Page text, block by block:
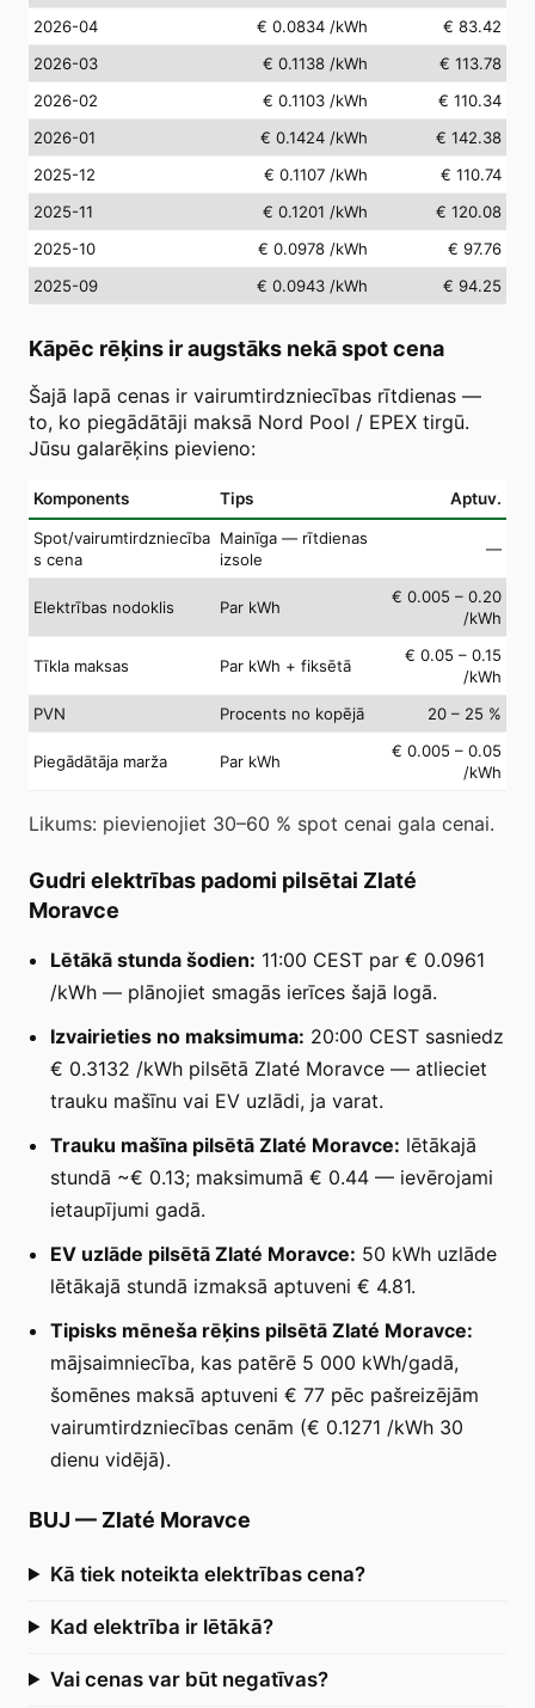
2026-04
€ 0.0834 /kWh
€ 83.42
2026-03
€ 0.1138 /kWh
€ 113.78
2026-02
€ 0.1103 /kWh
€ 110.34
2026-01
€ 0.1424 /kWh
€ 142.38
2025-12
€ 0.1107 /kWh
€ 110.74
2025-11
€ 0.1201 /kWh
€ 120.08
2025-10
€ 0.0978 /kWh
€ 97.76
2025-09
€ 0.0943 /kWh € 94.25
Kāpēc rēķins ir augstāks nekā spot cena
Šajā lapā cenas ir vairumtirdzniecības rītdienas —
to, ko piegādātāji maksā Nord Pool / EPEX tirgū.
Jūsu galarēķins pievieno:
Komponents Tips Aptuv.
Spot/vairumtirdzniecība
s cena
Mainīga — rītdienas
izsole
—
Elektrības nodoklis Par kWh
€ 0.005 – 0.20
/kWh
Tīkla maksas Par kWh + fiksētā
€ 0.05 – 0.15
/kWh
PVN
Procents no kopējā 20 – 25 %
Piegādātāja marža Par kWh
€ 0.005 – 0.05
/kWh
Likums: pievienojiet 30–60 % spot cenai gala cenai.
Gudri elektrības padomi pilsētai Zlaté
Moravce
Lētākā stunda šodien: 11:00 CEST par € 0.0961
/kWh — plānojiet smagās ierīces šajā logā.
Izvairieties no maksimuma: 20:00 CEST sasniedz
€ 0.3132 /kWh pilsētā Zlaté Moravce — atlieciet
trauku mašīnu vai EV uzlādi, ja varat.
Trauku mašīna pilsētā Zlaté Moravce: lētākajā
stundā ~€ 0.13; maksimumā € 0.44 — ievērojami
ietaupījumi gadā.
EV uzlāde pilsētā Zlaté Moravce: 50 kWh uzlāde
lētākajā stundā izmaksā aptuveni € 4.81.
Tipisks mēneša rēķins pilsētā Zlaté Moravce:
mājsaimniecība, kas patērē 5 000 kWh/gadā,
šomēnes maksā aptuveni € 77 pēc pašreizējām
vairumtirdzniecības cenām (€ 0.1271 /kWh 30
dienu vidējā).
BUJ — Zlaté Moravce
Kā tiek noteikta elektrības cena?
Kad elektrība ir lētākā?
Vai cenas var būt negatīvas?